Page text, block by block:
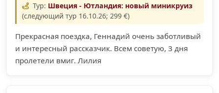
Тур: Швеция - Ютландия: новый миникруиз
(следующий тур 16.10.26; 299 €)
Прекрасная поездка, Геннадий очень заботливый
и интересный рассказчик. Всем советую, 3 дня
пролетели вмиг. Лилия